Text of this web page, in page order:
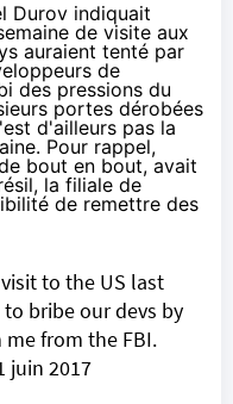
Durov indiquait
de visite aux
auraient tenté par
de
des pressions du
portes dérobées
d'ailleurs pas la
Pour rappel,
bout en bout, avait
, la filiale de
de remettre des
to the US last
bribe our devs by
me from the FBI.
juin 2017